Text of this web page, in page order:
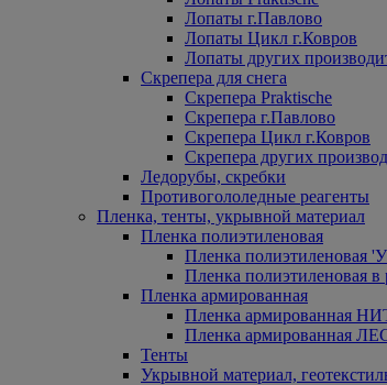
Лопаты г.Павлово
Лопаты Цикл г.Ковров
Лопаты других
Скрепера для снега
Скрепера Praktische
Скрепера г.Павлово
Скрепера Цикл г.Ковров
Скрепера других
Ледорубы, скребки
Противогололедные реагенты
Пленка, тенты, укрывной материал
Пленка полиэтиленовая
Пленка
Пленка полиэтиленовая в
Пленка армированная
Пленка армированная
Пленка армированная
Тенты
Укрывной материал,